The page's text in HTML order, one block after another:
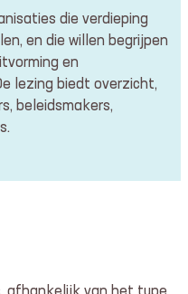
die verdieping
en die willen begrijpen
en
lezing biedt overzicht,
beleidsmakers,
afhankelijk van het type